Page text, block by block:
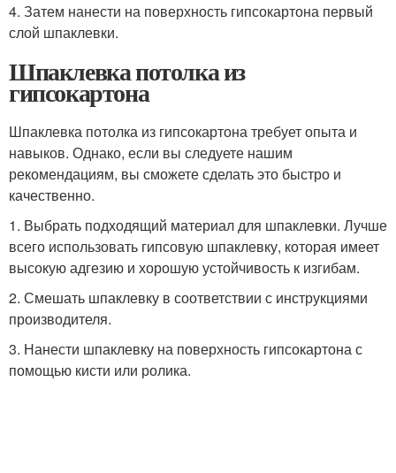
4. Затем нанести на поверхность гипсокартона первый
слой шпаклевки.
Шпаклевка потолка из
гипсокартона
Шпаклевка потолка из гипсокартона требует опыта и
навыков. Однако, если вы следуете нашим
рекомендациям, вы сможете сделать это быстро и
качественно.
1. Выбрать подходящий материал для шпаклевки. Лучше
всего использовать гипсовую шпаклевку, которая имеет
высокую адгезию и хорошую устойчивость к изгибам.
2. Смешать шпаклевку в соответствии с инструкциями
производителя.
3. Нанести шпаклевку на поверхность гипсокартона с
помощью кисти или ролика.